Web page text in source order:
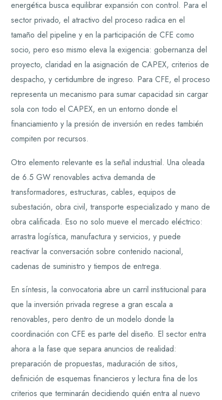
energética busca equilibrar expansión con control. Para el
sector privado, el atractivo del proceso radica en el
tamaño del pipeline y en la participación de CFE como
socio, pero eso mismo eleva la exigencia: gobernanza del
proyecto, claridad en la asignación de CAPEX, criterios de
despacho, y certidumbre de ingreso. Para CFE, el proceso
representa un mecanismo para sumar capacidad sin cargar
sola con todo el CAPEX, en un entorno donde el
financiamiento y la presión de inversión en redes también
compiten por recursos.
Otro elemento relevante es la señal industrial. Una oleada
de 6.5 GW renovables activa demanda de
transformadores, estructuras, cables, equipos de
subestación, obra civil, transporte especializado y mano de
obra calificada. Eso no solo mueve el mercado eléctrico:
arrastra logística, manufactura y servicios, y puede
reactivar la conversación sobre contenido nacional,
cadenas de suministro y tiempos de entrega.
En síntesis, la convocatoria abre un carril institucional para
que la inversión privada regrese a gran escala a
renovables, pero dentro de un modelo donde la
coordinación con CFE es parte del diseño. El sector entra
ahora a la fase que separa anuncios de realidad:
preparación de propuestas, maduración de sitios,
definición de esquemas financieros y lectura fina de los
criterios que terminarán decidiendo quién entra al nuevo